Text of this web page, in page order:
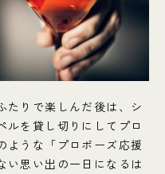
たりで楽しんだ後は、シ
ルを貸し切りにしてプロ
ような「プロポーズ応援
い思い出の一日になるは